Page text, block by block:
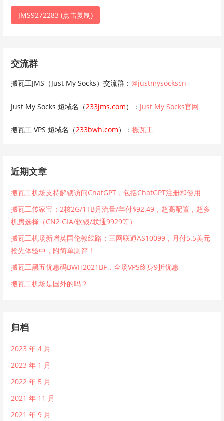
JMS9272283 (点击复制)
交流群
搬瓦工JMS（Just My Socks）交流群： @justmysockscn
Just My Socks 短域名（233jms.com）： Just My Socks官网
搬瓦工 VPS 短域名（233bwh.com）：搬瓦工
近期文章
搬瓦工机场支持解锁访问ChatGPT，包括ChatGPT注册和使用
搬瓦工传家宝：2核2G/1TB月流量/年付$92.49，超高配置，超多
机房选择（CN2 GIA/软银/联通9929等）
搬瓦工机场新增英国伦敦线路：三网联通AS10099，月付5.5美元
抢先体验中，附简单测评！
搬瓦工黑五优惠码BWH2021BF，全场VPS终身9折优惠
搬瓦工机场是国外的吗？
归档
2023 年 4 月
2023 年 1 月
2022 年 5 月
2021 年 11 月
2021 年 9 月